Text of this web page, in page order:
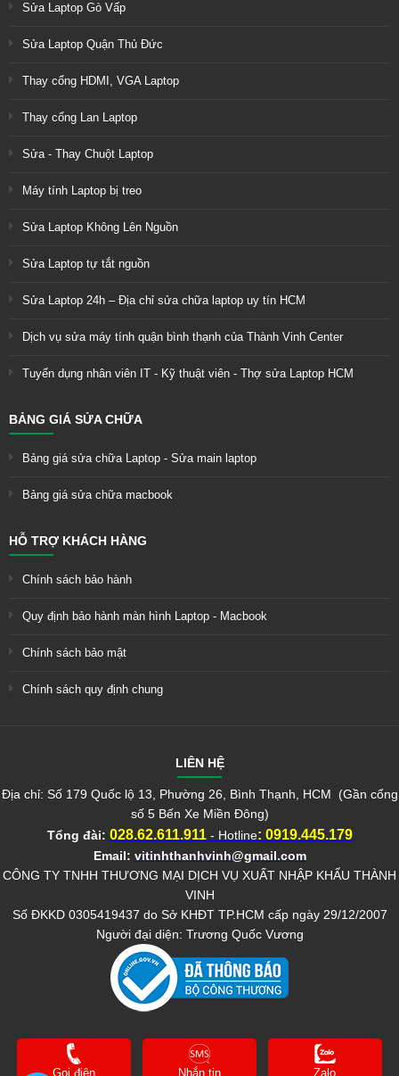
Sửa Laptop Gò Vấp
Sửa Laptop Quận Thủ Đức
Thay cổng HDMI, VGA Laptop
Thay cổng Lan Laptop
Sửa - Thay Chuột Laptop
Máy tính Laptop bị treo
Sửa Laptop Không Lên Nguồn
Sửa Laptop tự tắt nguồn
Sửa Laptop 24h – Địa chỉ sửa chữa laptop uy tín HCM
Dịch vụ sửa máy tính quận bình thạnh của Thành Vinh Center
Tuyển dụng nhân viên IT - Kỹ thuật viên - Thợ sửa Laptop HCM
BẢNG GIÁ SỬA CHỮA
Bảng giá sửa chữa Laptop - Sửa main laptop
Bảng giá sửa chữa macbook
HỖ TRỢ KHÁCH HÀNG
Chính sách bảo hành
Quy định bảo hành màn hình Laptop - Macbook
Chính sách bảo mật
Chính sách quy định chung
LIÊN HỆ
Địa chỉ: Số 179 Quốc lộ 13, Phường 26, Bình Thạnh, HCM (Gần cổng
số 5 Bến Xe Miền Đông)
Tổng đài: 028.62.611.911 - Hotline: 0919.445.179
Email: vitinhthanhvinh@gmail.com
CÔNG TY TNHH THƯƠNG MẠI DỊCH VỤ XUẤT NHẬP KHẨU THÀNH
VINH
Số ĐKKD 0305419437 do Sở KHĐT TP.HCM cấp ngày 29/12/2007
Người đại diện: Trương Quốc Vương
Gọi điện Nhắn tin Zalo